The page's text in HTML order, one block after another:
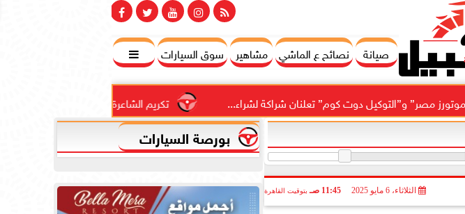
صيانة نصائح ع الماشي مشاهير سوق السيارات 
تكريم الشاعرة المغربية عائشة تاقي في مجموعة دوت كوم” تعلنان شراكة لشراء...
الثلاثاء، 6 مايو 2025 11:45 صـ بتوقيت القاهرة
بورصة السيارات